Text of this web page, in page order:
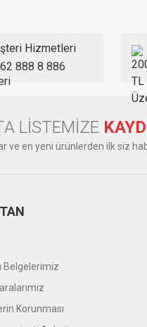
Hizmetleri
888 8 886
LİSTEMİZE
ve en yeni ürünlerden ilk siz
Belgelerimiz
Korunması